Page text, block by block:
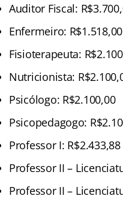
Auditor Fiscal:
Enfermeiro: R$1.518,00
Fisioterapeuta:
Nutricionista:
Psicólogo: R$2.100,00
Psicopedagogo:
Professor I: R$2.433,88
Professor II –
Professor II –